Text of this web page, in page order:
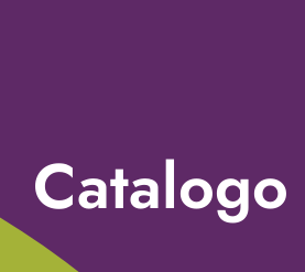
Catalogo